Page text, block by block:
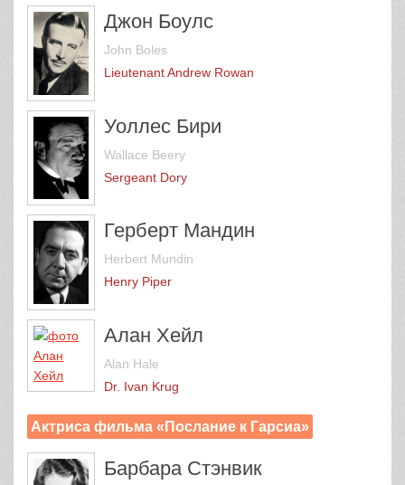
Джон Боулс
John Boles
Lieutenant Andrew Rowan
Уоллес Бири
Wallace Beery
Sergeant Dory
Герберт Мандин
Herbert Mundin
Henry Piper
Алан Хейл
Alan Hale
Dr. Ivan Krug
Актриса фильма «Послание к Гарсиа»
Барбара Стэнвик